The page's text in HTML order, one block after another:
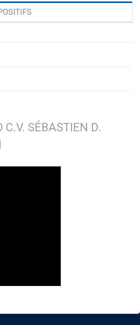
SÉBASTIEN D.